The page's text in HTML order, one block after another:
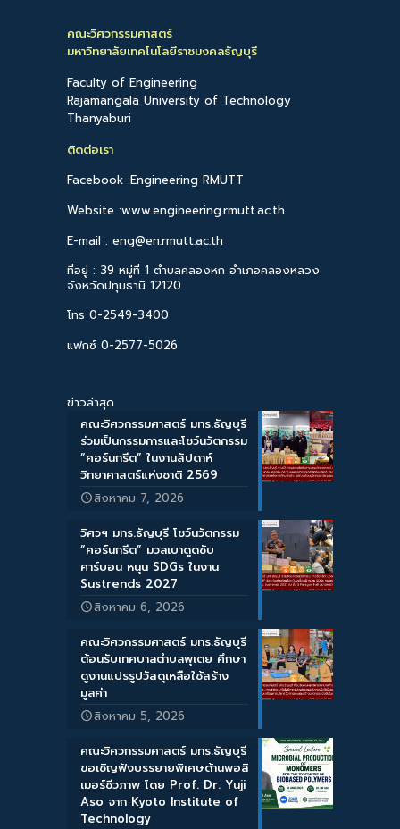
คณะวิศวกรรมศาสตร์
มหาวิทยาลัยเทคโนโลยีราชมงคลธัญบุรี
Faculty of Engineering
Rajamangala University of Technology
Thanyaburi
ติดต่อเรา
Facebook :Engineering RMUTT
Website :www.engineering.rmutt.ac.th
E-mail : eng@en.rmutt.ac.th
ที่อยู่ : 39 หมู่ที่ 1 ตำบลคลองหก อำเภอคลองหลวง
จังหวัดปทุมธานี 12120
โทร 0-2549-3400
แฟกซ์ 0-2577-5026
ข่าวล่าสุด
คณะวิศวกรรมศาสตร์ มทร.ธัญบุรี
ร่วมเป็นกรรมการและโชว์นวัตกรรม
“คอร์นกรีต” ในงานสัปดาห์
วิทยาศาสตร์แห่งชาติ 2569
สิงหาคม 7, 2026
วิศวฯ มทร.ธัญบุรี โชว์นวัตกรรม
“คอร์นกรีต” มวลเบาดูดซับ
คาร์บอน หนุน SDGs ในงาน
Sustrends 2027
สิงหาคม 6, 2026
คณะวิศวกรรมศาสตร์ มทร.ธัญบุรี
ต้อนรับเทศบาลตำบลพุเตย ศึกษา
ดูงานแปรรูปวัสดุเหลือใช้สร้าง
มูลค่า
สิงหาคม 5, 2026
คณะวิศวกรรมศาสตร์ มทร.ธัญบุรี
ขอเชิญฟังบรรยายพิเศษด้านพอลิ
เมอร์ชีวภาพ โดย Prof. Dr. Yuji
Aso จาก Kyoto Institute of
Technology